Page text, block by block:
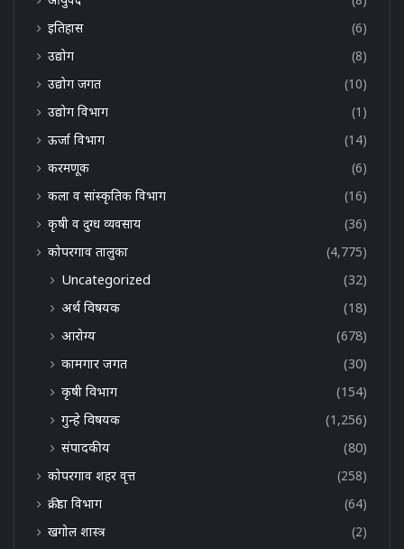
इतिहास
(6)
उद्योग
(8)
उद्योग जगत
(10)
उद्योग विभाग
(1)
ऊर्जा विभाग
(14)
करमणूक
(6)
कला व सांस्कृतिक विभाग
(16)
कृषी व दुग्ध व्यवसाय
(36)
कोपरगाव तालुका
(4,775)
Uncategorized
(32)
अर्थ विषयक
(18)
आरोग्य
(678)
कामगार जगत
(30)
कृषी विभाग
(154)
गुन्हे विषयक
(1,256)
संपादकीय
(80)
कोपरगाव शहर वृत्त
(258)
क्रीडा विभाग
(64)
खगोल शास्त्र
(2)